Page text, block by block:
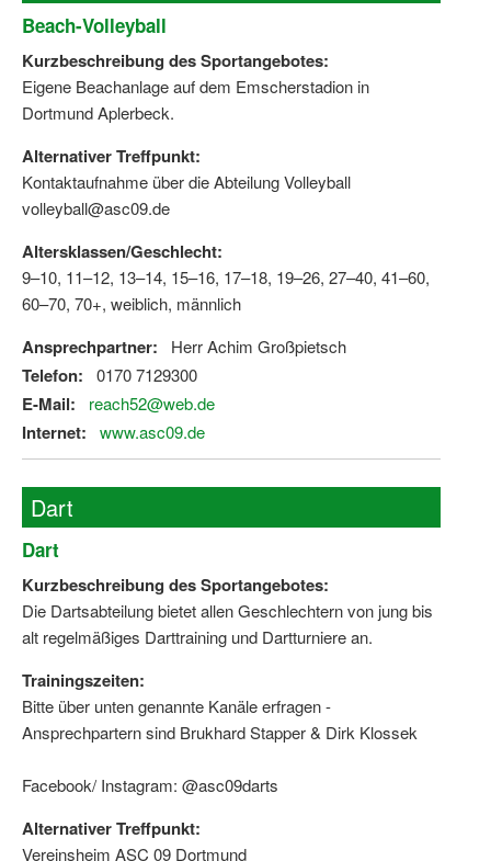
Beach-Volleyball
Kurzbeschreibung des Sportangebotes:
Eigene Beachanlage auf dem Emscherstadion in
Dortmund Aplerbeck.
Alternativer Treffpunkt:
Kontaktaufnahme über die Abteilung Volleyball
volleyball@asc09.de
Altersklassen/Geschlecht:
9–10, 11–12, 13–14, 15–16, 17–18, 19–26, 27–40, 41–60,
60–70, 70+, weiblich, männlich
Ansprechpartner: Herr Achim Großpietsch
Telefon: 0170 7129300
E-Mail: reach52@web.de
Internet: www.asc09.de
Dart
Dart
Kurzbeschreibung des Sportangebotes:
Die Dartsabteilung bietet allen Geschlechtern von jung bis
alt regelmäßiges Darttraining und Dartturniere an.
Trainingszeiten:
Bitte über unten genannte Kanäle erfragen -
Ansprechpartern sind Brukhard Stapper & Dirk Klossek
Facebook/ Instagram: @asc09darts
Alternativer Treffpunkt:
Vereinsheim ASC 09 Dortmund